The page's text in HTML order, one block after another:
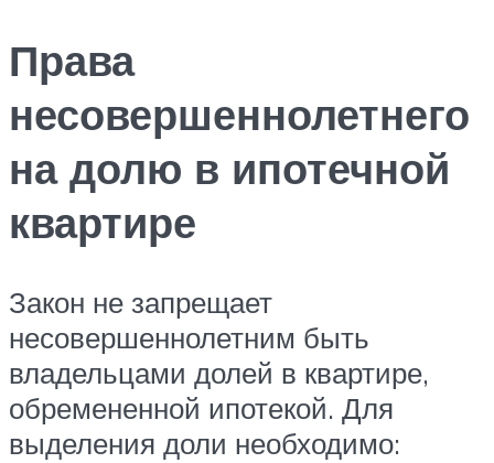
Права
несовершеннолетнего
на долю в ипотечной
квартире
Закон не запрещает
несовершеннолетним быть
владельцами долей в квартире,
обремененной ипотекой. Для
выделения доли необходимо: